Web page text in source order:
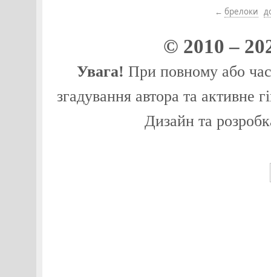
← брелoки
© 2010 –
Увага! При повному або
згадування автора та активне
Дизайн та